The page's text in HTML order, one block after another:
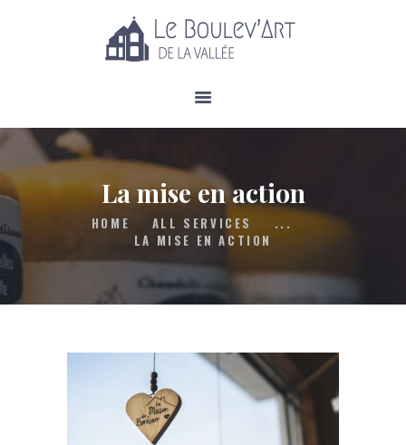
La mise en action
HOME ALL SERVICES
...
LA MISE EN ACTION
À PROPOS
SERVICES
CALENDRIER
BOUTIQUE
NOUVELLES
NOUS JOINDRE